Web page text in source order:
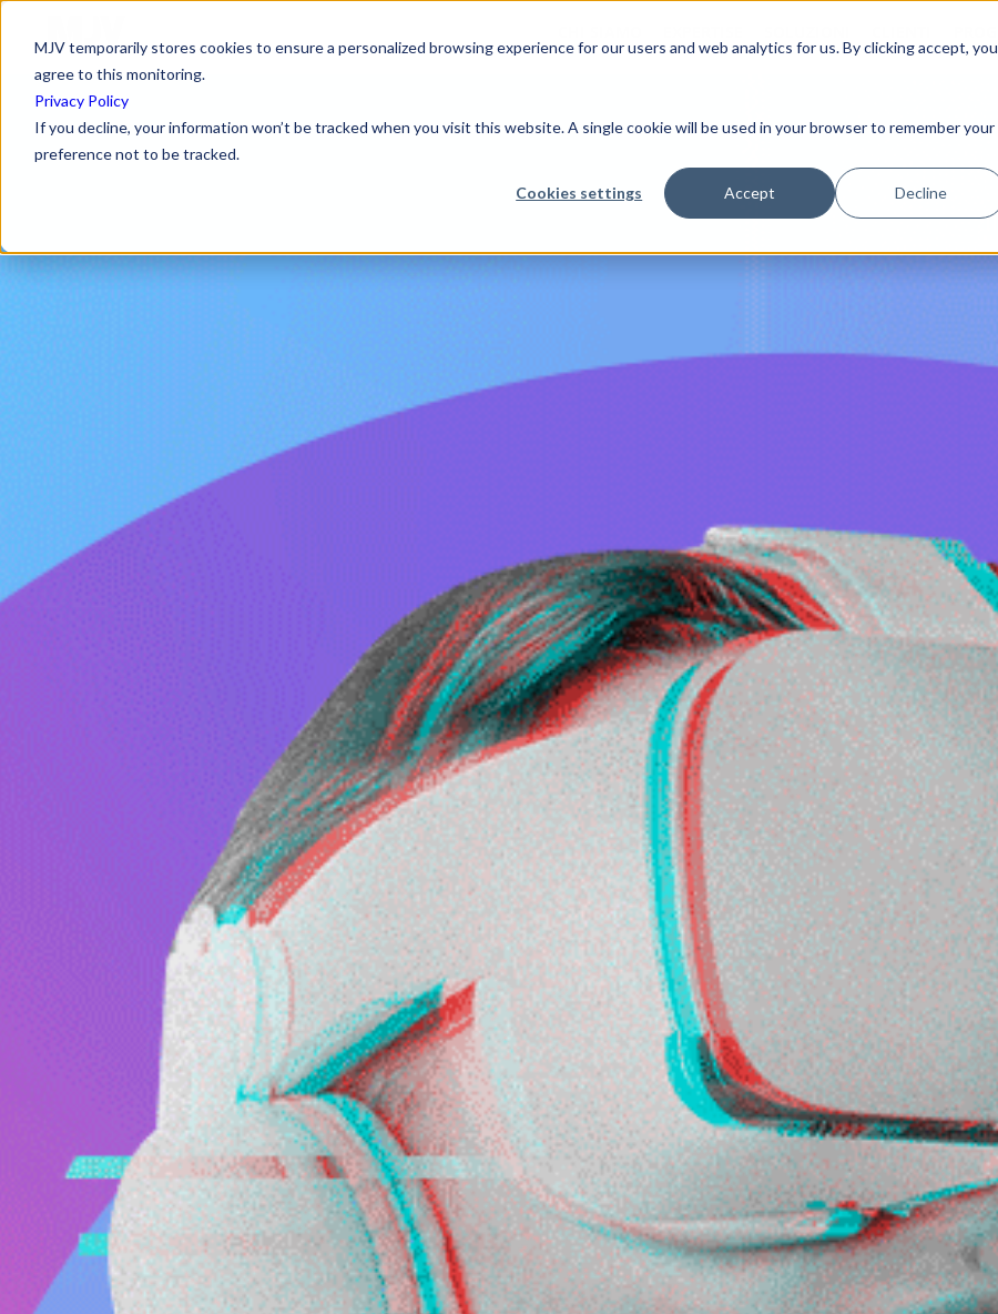
MJV temporarily stores cookies to ensure a personalized browsing experience for our users and web analytics for us. By clicking accept, you
agree to this monitoring.
Privacy Policy
If you decline, your information won’t be tracked when you visit this website. A single cookie will be used in your browser to remember your
preference not to be tracked.
Cookies settings Accept Decline